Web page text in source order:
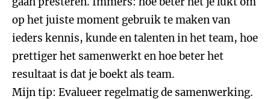
op het juiste moment gebruik te maken van
ieders kennis, kunde en talenten in het team, hoe
prettiger het samenwerkt en hoe beter het
resultaat is dat je boekt als team.
Mijn tip: Evalueer regelmatig de samenwerking.